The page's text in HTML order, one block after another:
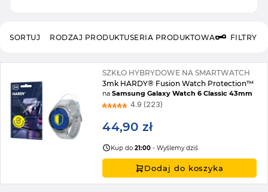
RODZAJ PRODUKTUSERIA PRODUKTOWA FILTRY
SORTUJ
SZKŁO HYBRYDOWE NA SMARTWATCH
3mk HARDY® Fusion Watch Protection™
naSamsung Galaxy Watch 6 Classic 43mm
4.9 (223)
44,90 zł
Kup do21:00 - Wyślemy dziś
Dodaj do koszyka